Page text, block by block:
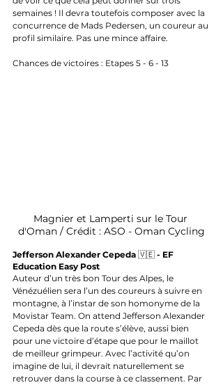
semaines ! Il devra toutefois composer avec la
concurrence de Mads Pedersen, un coureur au
profil similaire. Pas une mince affaire.
Chances de victoires : Etapes 5 - 6 - 13
Magnier et Lamperti sur le Tour
d'Oman / Crédit : ASO - Oman Cycling
Jefferson Alexander Cepeda 🇻🇪 - EF
Education Easy Post
Auteur d’un très bon Tour des Alpes, le
Vénézuélien sera l’un des coureurs à suivre en
montagne, à l’instar de son homonyme de la
Movistar Team. On attend Jefferson Alexander
Cepeda dès que la route s’élève, aussi bien
pour une victoire d’étape que pour le maillot
de meilleur grimpeur. Avec l’activité qu’on
imagine de lui, il devrait naturellement se
retrouver dans la course à ce classement. Par